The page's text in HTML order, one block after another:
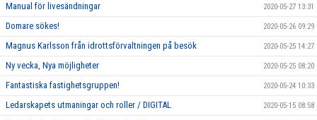
Manual för livesändningar 2020-05-27 13:31
Domare sökes! 2020-05-26 09:29
Magnus Karlsson från idrottsförvaltningen på besök 2020-05-25 14:27
Ny vecka, Nya möjligheter 2020-05-25 08:20
Fantastiska fastighetsgruppen! 2020-05-24 10:33
Ledarskapets utmaningar och roller / DIGITAL 2020-05-15 08:58